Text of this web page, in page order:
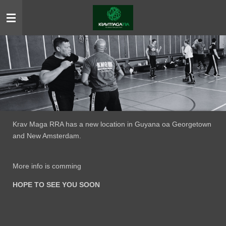
direct
de
hoofdinhoud
Krav Maga RRA has a new location in Guyana oa Georgetown
and New Amsterdam.
More info is comming
HOPE TO SEE YOU SOON